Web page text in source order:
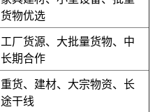
货物优选
工厂货源、大批量货物、中
长期合作
重货、建材、大宗物资、长
途干线